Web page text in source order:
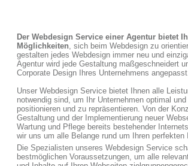
Der Webdesign Service einer Agentur bietet
Möglichkeiten, sich beim Webdesign zu
gestalten jedes Webdesign immer neu und
Agentur wird jede Gestaltung maßgeschneidert
Corporate Design Ihres Unternehmens
Unser Webdesign Service bietet Ihnen alle
notwendig sind, um Ihr Unternehmen optimal
positionieren und zu repräsentieren. Von der
Gestaltung und der Implementierung neuer
Wartung und Pflege bereits bestehender
wir uns um alle Belange rund um Ihren perfekten
Die Spezialisten unseres Webdesign Service
bestmöglichen Voraussetzungen, um alle